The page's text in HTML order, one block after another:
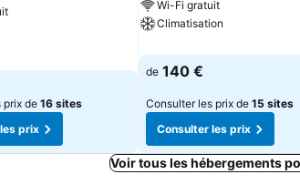
prix de 16 sites
prix
Wi-Fi gratuit
Climatisation
de 140 €
Consulter les prix de 15 sites
Consulter les prix
Voir tous les hébergements